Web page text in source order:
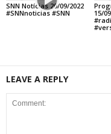
SNN Notícias 20/09/2022
#SNNnoticias #SNN
15/
LEAVE A REPLY